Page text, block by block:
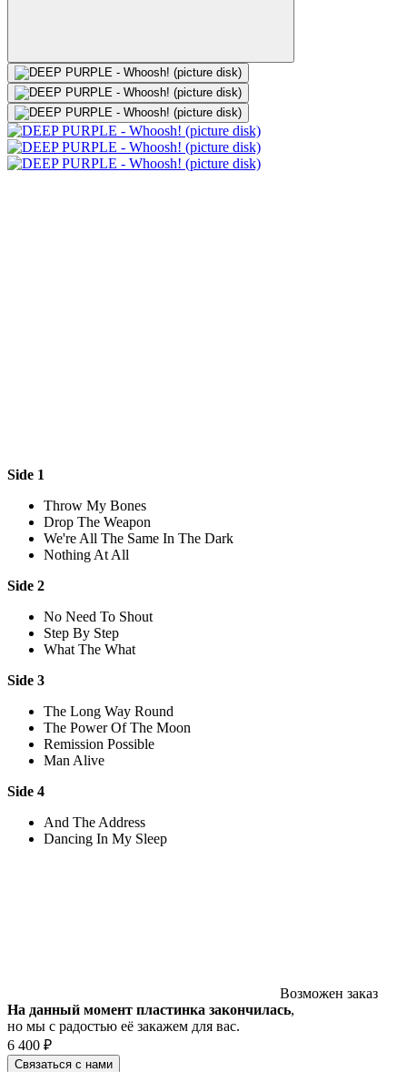
Side 1
Throw My Bones
Drop The Weapon
We're All The Same In The Dark
Nothing At All
Side 2
No Need To Shout
Step By Step
What The What
Side 3
The Long Way Round
The Power Of The Moon
Remission Possible
Man Alive
Side 4
And The Address
Dancing In My Sleep
Возможен заказ
На данный момент пластинка закончилась,
но мы с радостью её закажем для вас.
6 400 ₽
Связаться с нами